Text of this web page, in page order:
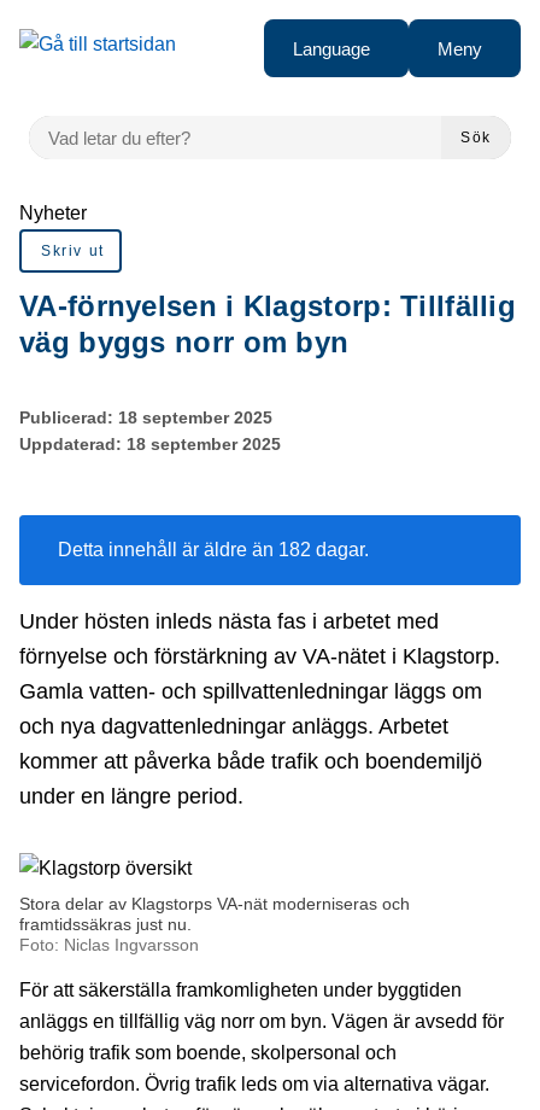
Gå till innehåll
Language Meny
VAD LETAR DU EFTER?
Sök
Du är här:
Nyheter
Skriv ut
VA-förnyelsen i Klagstorp: Tillfällig
väg byggs norr om byn
Publicerad: 18 september 2025
Uppdaterad: 18 september 2025
Detta innehåll är äldre än 182 dagar.
Under hösten inleds nästa fas i arbetet med
förnyelse och förstärkning av VA-nätet i Klagstorp.
Gamla vatten- och spillvattenledningar läggs om
och nya dagvattenledningar anläggs. Arbetet
kommer att påverka både trafik och boendemiljö
under en längre period.
Stora delar av Klagstorps VA-nät moderniseras och
framtidssäkras just nu.
Foto: Niclas Ingvarsson
För att säkerställa framkomligheten under byggtiden
anläggs en tillfällig väg norr om byn. Vägen är avsedd för
behörig trafik som boende, skolpersonal och
servicefordon. Övrig trafik leds om via alternativa vägar.